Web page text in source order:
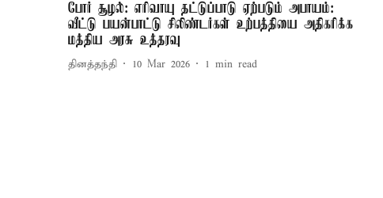
போர் சூழல்: எரிவாயு தட்டுப்பாடு ஏற்படும் அபாயம்:
வீட்டு பயன்பாட்டு சிலிண்டர்கள் உற்பத்தியை அதிகரிக்க
மத்திய அரசு உத்தரவு
தினத்தந்தி 10 Mar 2026 1 min read